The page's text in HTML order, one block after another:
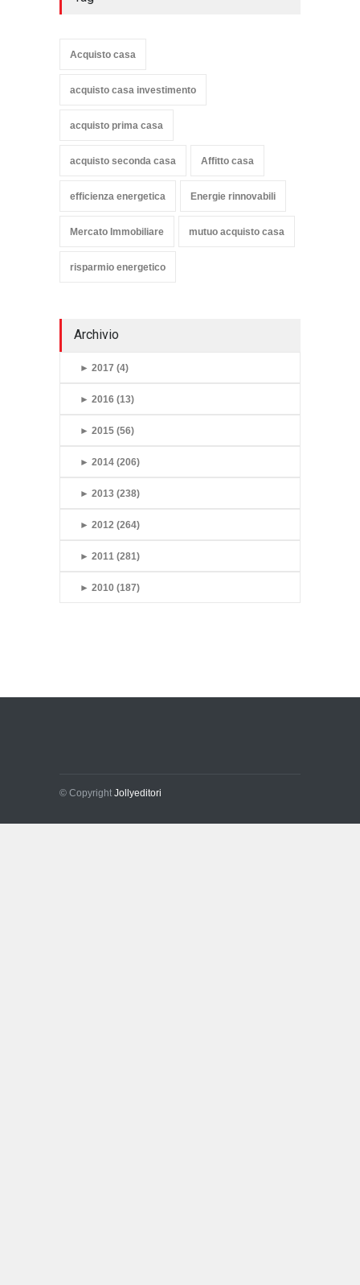
Acquisto casa
acquisto casa investimento
acquisto prima casa
acquisto seconda casa Affitto casa
efficienza energetica Energie rinnovabili
Mercato Immobiliare mutuo acquisto casa
risparmio energetico
Archivio
► 2017 (4)
► 2016 (13)
► 2015 (56)
► 2014 (206)
► 2013 (238)
► 2012 (264)
► 2011 (281)
► 2010 (187)
© Copyright Jollyeditori